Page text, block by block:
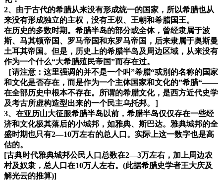
2、由于古代的希腊从来没有形成统一的国家，所以希腊也从
来没有形成独立的主权，没有王权、王朝和希腊国王。
在历史的多数时期。希腊半岛的部分或全体，曾经隶属于波
斯、马其顿帝国、罗马帝国和东罗马帝国，后来隶属于奥斯曼
土耳其帝国。但是， 历史上的希腊半岛及周边区域，从来没有
作为一个什么“大希腊殖民帝国”而存在过。
［请注意：这里强调的并不是一个叫”希腊“或别的名称的国家
和文化是否存在，而是作为一个主体国家和文化的”希腊“——
在全部历史中根本不存在。所谓的希腊文化，是西方近代史学
及考古所虚构造型出来的一个民主乌托邦。］
3、在亚历山大征服希腊半岛以前，希腊半岛仅仅存在一些经
济和文化极其落后的小城邦，如雅典、斯巴达。雅典城邦的全
盛时期也只有2—10万左右的总人口。实际上这一数字也是高
估的。
[古典时代雅典城邦公民人口总数在2—3万左右，加上周边农
村及奴隶，总人口在10万人左右。(此据希腊史学者王大庆及
解光云的推算)]